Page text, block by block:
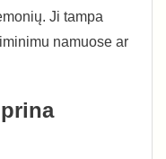
Ji tampa
namuose ar